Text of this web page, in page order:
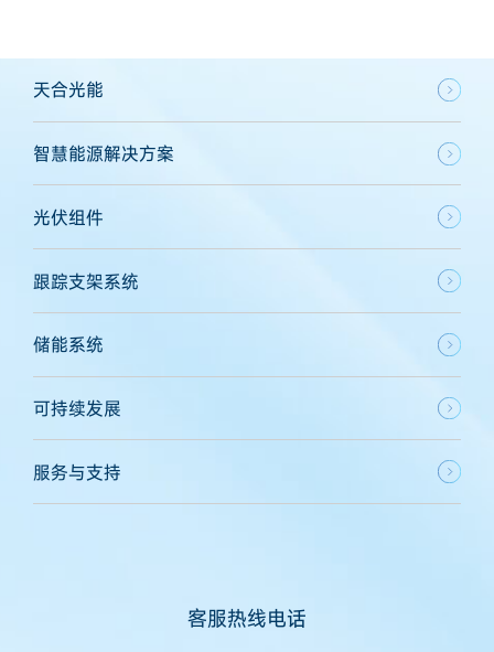
天合光能
智慧能源解决方案
光伏组件
跟踪支架系统
储能系统
可持续发展
服务与支持
客服热线电话